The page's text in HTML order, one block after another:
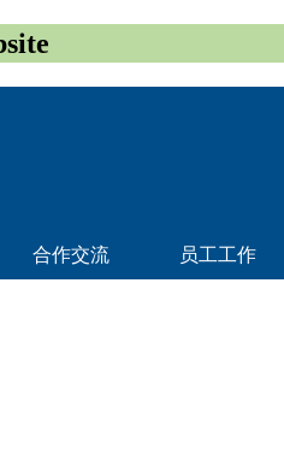
合作交流 员工工作